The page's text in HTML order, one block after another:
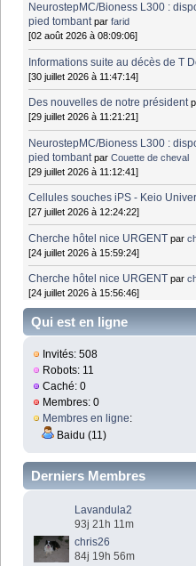
NeurostepMC/Bioness L300 :
pied tombant parfarid
[02 août 2026 à 08:09:06]
Informations suite au décès de T
[30 juillet 2026 à 11:47:14]
Des nouvelles de notre président
[29 juillet 2026 à 11:21:21]
NeurostepMC/Bioness L300 :
pied tombant parCouette de cheval
[29 juillet 2026 à 11:12:41]
Cellules souches iPS - Keio
[27 juillet 2026 à 12:24:22]
Cherche hôtel nice URGENT par
[24 juillet 2026 à 15:59:24]
Cherche hôtel nice URGENT par
[24 juillet 2026 à 15:56:46]
Qui est en ligne
Invités: 508
Robots: 11
Caché: 0
Membres: 0
Membres en ligne:
Baidu (11)
Derniers Membres
Lavandula2
93j 21h 11m
chris26
84j 19h 56m